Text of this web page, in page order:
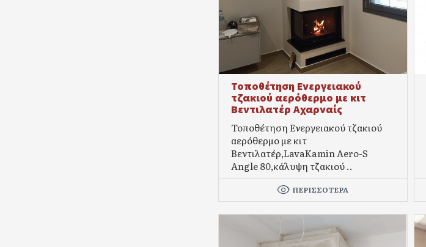
Τοποθέτηση Ενεργειακού
τζακιού αερόθερμο με κιτ
Βεντιλατέρ Αχαρναίς
Τοποθέτηση Ενεργειακού τζακιού
αερόθερμο με κιτ
Βεντιλατέρ,LavaKamin Aero-S
Angle 80,κάλυψη τζακιού ..
ΠΕΡΙΣΣΌΤΕΡΑ